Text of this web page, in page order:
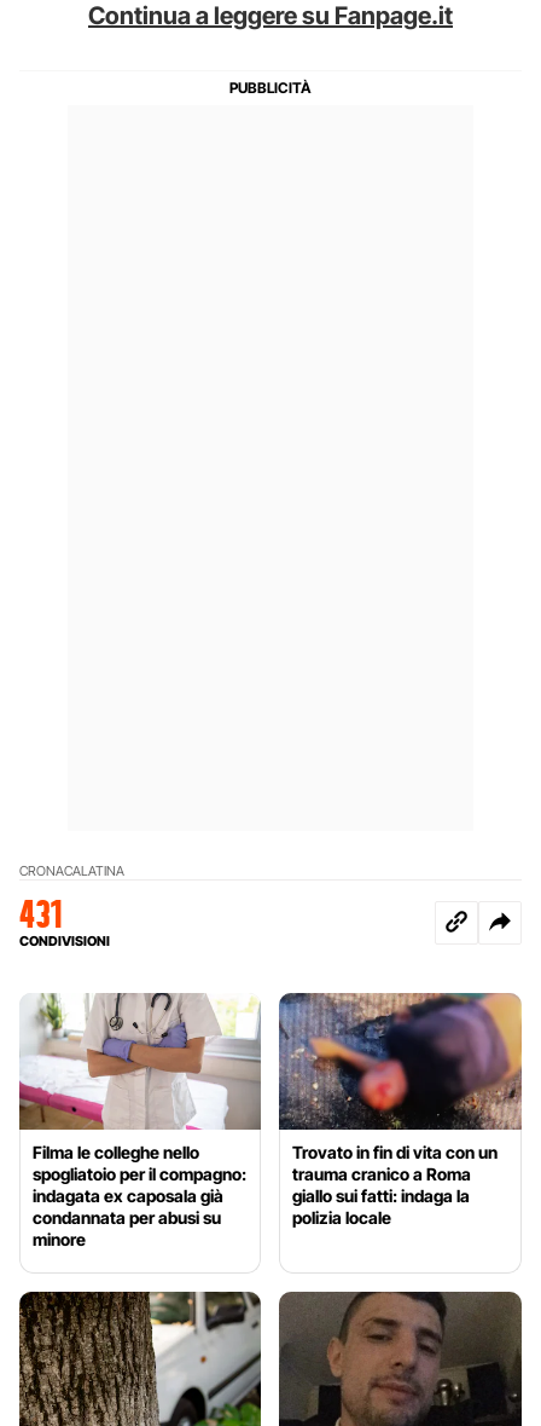
Continua a leggere su Fanpage.it
CRONACALATINA
431
CONDIVISIONI
Filma le colleghe nello
spogliatoio per il compagno:
indagata ex caposala già
condannata per abusi su
minore
Trovato in fin di vita con un
trauma cranico a Roma
giallo sui fatti: indaga la
polizia locale